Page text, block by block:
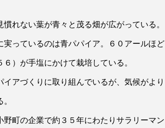
れない葉が青々と茂る畑が広がっている。
っているのは青パパイア。６０アールほど
）が手塩にかけて栽培している。
アづくりに取り組んでいるが、気候がより
町の企業で約３５年にわたりサラリーマン